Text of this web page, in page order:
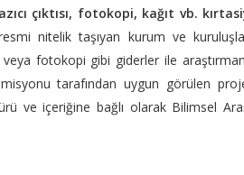
çıktısı, fotokopi, kağıt vb.
nitelik taşıyan kurum ve
veya fotokopi gibi giderler ile
tarafından uygun görülen
ve içeriğine bağlı olarak Bilimsel